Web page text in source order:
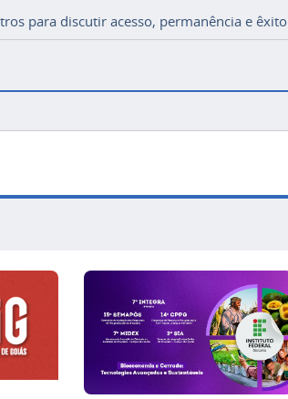
para discutir acesso, permanência e êxito